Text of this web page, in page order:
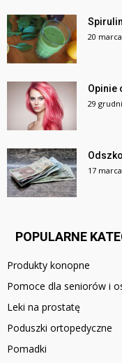
20
Opinie
29
17
POPULARNE
Produkty konopne
Pomoce dla seniorów i
Leki na prostatę
Poduszki ortopedyczne
Pomadki